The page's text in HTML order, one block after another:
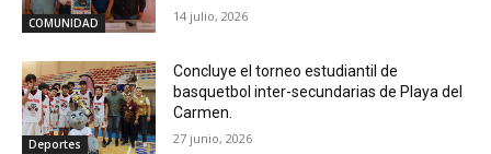
COMUNIDAD 14 julio, 2026
Deportes
Concluye el torneo estudiantil de
basquetbol inter-secundarias de Playa del
Carmen.
27 junio, 2026